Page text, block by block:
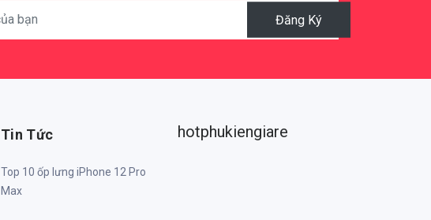
Đăng Ký
Tin Tức
Top 10 ốp lưng iPhone 12 Pro
Max
hotphukiengiare